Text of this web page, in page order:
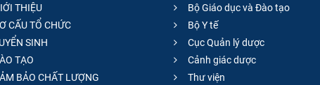
THIỆU
CẤU TỔ CHỨC
SINH
TẠO
BẢO CHẤT LƯỢNG
Bộ Giáo dục và Đào tạo
Bộ Y tế
Cục Quản lý dược
Cảnh giác dược
Thư viện